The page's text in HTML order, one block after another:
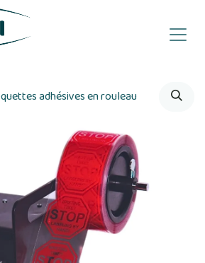
adhésives en rouleau